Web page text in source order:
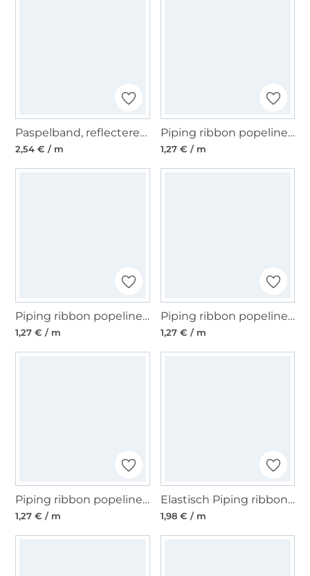
Paspelband, reflecterend
2,54 € / m
Piping ribbon popeline, zwart
1,27 € / m
Piping ribbon popeline, zandkleurig
1,27 € / m
Piping ribbon popeline, licht olijfgroen
1,27 € / m
Piping ribbon popeline, donkerroze
1,27 € / m
Elastisch Piping ribbon, red
1,98 € / m